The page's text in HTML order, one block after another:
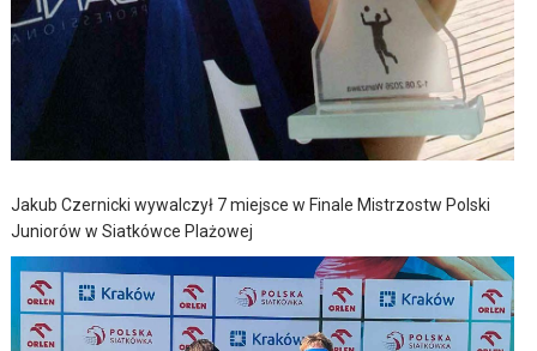
Jakub Czernicki wywalczył 7 miejsce w Finale Mistrzostw Polski
Juniorów w Siatkówce Plażowej